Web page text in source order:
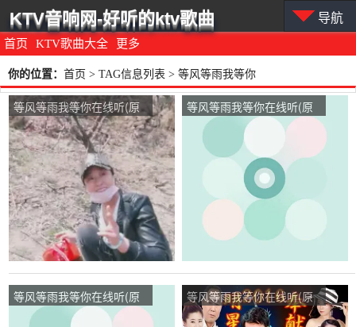
首页 KTV歌曲大全 更多
KTV音响网-好听的ktv歌曲 导航
你的位置： 首页 > TAG信息列表 > 等风等雨我等你
等风等雨我等你在线听(原
唱是花树)，开心的燕子演
唱点播:125次
等风等雨我等你在线听(原
唱是花树)，红玫瑰家和万
事兴演唱点播:32次
等风等雨我等你在线听(原
唱是花树)， 岁月静好演
等风等雨我等你在线听(原
唱是花树)，梦寻鸿雁演唱